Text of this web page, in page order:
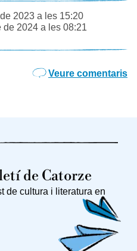
2023 a les 15:20
de 2024 a les 08:21
Veure comentaris
de Catorze
de cultura i literatura en